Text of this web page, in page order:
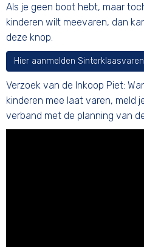
Als je geen boot hebt, maar
kinderen wilt meevaren, dan
deze knop.
Hier aanmelden Sinterklaasvaren
Verzoek van de Inkoop Piet:
kinderen mee laat varen, meld
verband met de planning van